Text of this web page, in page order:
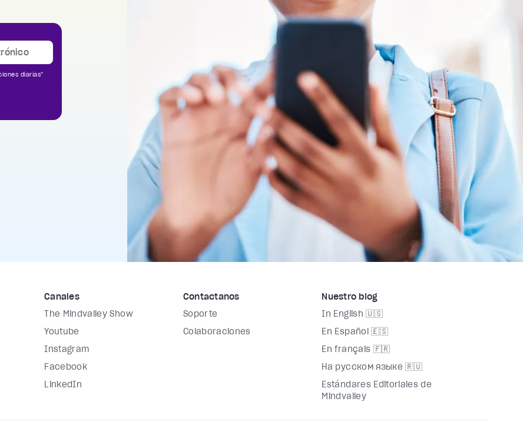
diarias*
Canales
The Mindvalley Show
Youtube
Instagram
Facebook
LinkedIn
Contáctanos
Soporte
Colaboraciones
Nuestro blog
In English 🇺🇸
En Español 🇪🇸
En français 🇫🇷
На русском языке 🇷🇺
Estándares Editoriales de
Mindvalley